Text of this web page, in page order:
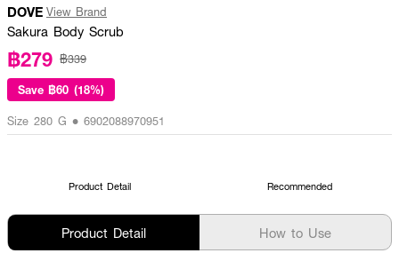
DOVE View Brand
Sakura Body Scrub
฿279 ฿339
Save ฿60 (18%)
Size 280 G • 6902088970951
Product Detail Recommended
Product Detail How to Use